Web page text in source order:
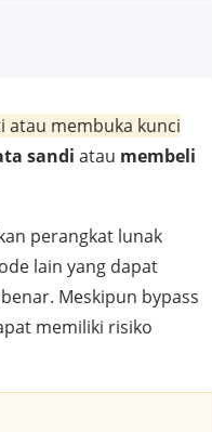
atau membuka kunci
sandi atau membeli
perangkat lunak
lain yang dapat
Meskipun bypass
memiliki risiko